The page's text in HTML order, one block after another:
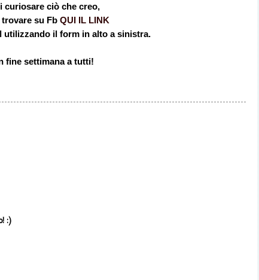
curiosare ciò che creo,
su Fb QUI IL LINK
utilizzando il form in alto a sinistra.
fine settimana a tutti!
:)